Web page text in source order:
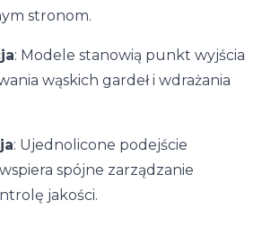
stronom.
: Modele stanowią punkt wyjścia
wąskich gardeł i wdrażania
: Ujednolicone podejście
spójne zarządzanie
jakości.